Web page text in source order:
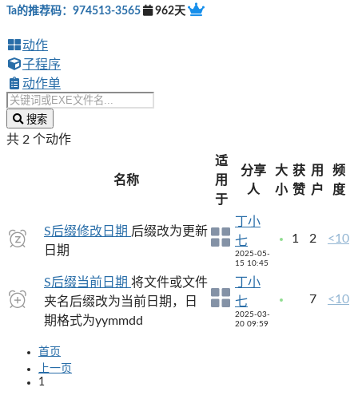
Ta的推荐码：974513-3565 962天
动作
子程序
动作单
搜索
共 2 个动作
名称
适
用
于
分享
人
大
小
获
赞
用
户
频
度
S后缀修改日期 后缀改为更新
日期
丁小
七
2025-05-
15 10:45
1 2 <10
S后缀当前日期 将文件或文件
夹名后缀改为当前日期，日
期格式为yymmdd
丁小
七
2025-03-
20 09:59
7 <10
首页
上一页
1